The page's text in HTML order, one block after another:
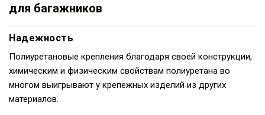
для багажников
Надежность
Полиуретановые крепления благодаря своей конструкции,
химическим и физическим свойствам полиуретана во
многом выигрывают у крепежных изделий из других
материалов.